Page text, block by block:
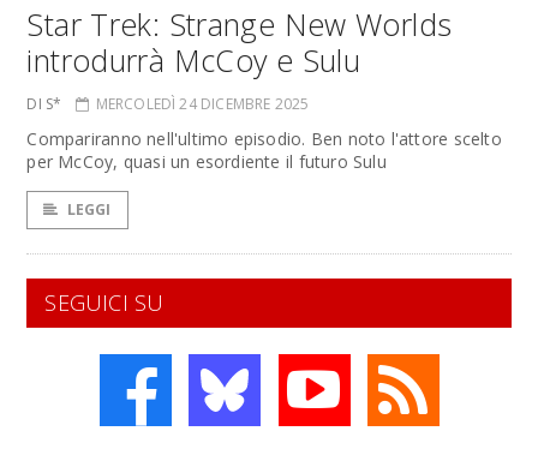
Star Trek: Strange New Worlds
introdurrà McCoy e Sulu
DI S* MERCOLEDÌ 24 DICEMBRE 2025
Compariranno nell'ultimo episodio. Ben noto l'attore scelto
per McCoy, quasi un esordiente il futuro Sulu
LEGGI
SEGUICI SU